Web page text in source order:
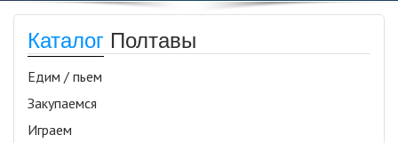
Каталог Полтавы
Едим / пьем
Закупаемся
Играем